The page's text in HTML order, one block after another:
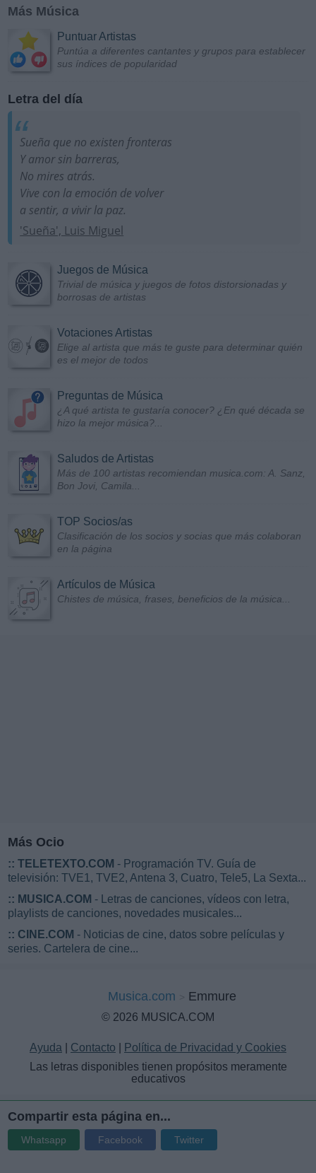
Más Música
Puntuar Artistas
Puntúa a diferentes cantantes y grupos para establecer
sus índices de popularidad
Letra del día
Sueña que no existen fronteras
Y amor sin barreras,
No mires atrás.
Vive con la emoción de volver
a sentir, a vivir la paz.
'Sueña', Luis Miguel
Juegos de Música
Trivial de música y juegos de fotos distorsionadas y
borrosas de artistas
Votaciones Artistas
Elige al artista que más te guste para determinar quién
es el mejor de todos
Preguntas de Música
¿A qué artista te gustaría conocer? ¿En qué década se
hizo la mejor música?...
Saludos de Artistas
Más de 100 artistas recomiendan musica.com: A. Sanz,
Bon Jovi, Camila...
TOP Socios/as
Clasificación de los socios y socias que más colaboran
en la página
Artículos de Música
Chistes de música, frases, beneficios de la música...
Más Ocio
:: TELETEXTO.COM - Programación TV. Guía de
televisión: TVE1, TVE2, Antena 3, Cuatro, Tele5, La Sexta...
:: MUSICA.COM - Letras de canciones, vídeos con letra,
playlists de canciones, novedades musicales...
:: CINE.COM - Noticias de cine, datos sobre películas y
series. Cartelera de cine...
Musica.com Emmure
© 2026 MUSICA.COM
Ayuda Contacto
Política de Privacidad y Cookies
Las letras disponibles tienen propósitos meramente
educativos
Compartir esta página en...
Whatsapp Facebook Twitter